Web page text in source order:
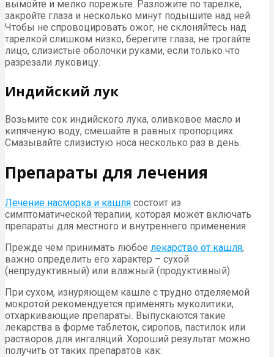
вымойте и мелко порежьте. Разложите по тарелке,
закройте глаза и несколько минут подышите над ней.
Чтобы не спровоцировать ожог, не склоняйтесь над
тарелкой слишком низко, берегите глаза, не трогайте
лицо, слизистые оболочки руками, если только что
разрезали луковицу.
Индийский лук
Возьмите сок индийского лука, оливковое масло и
кипяченую воду, смешайте в равных пропорциях.
Смазывайте слизистую носа несколько раз в день.
Препараты для лечения
Лечение насморка и кашля состоит из
симптоматической терапии, которая может включать
препараты для местного и внутреннего применения
Прежде чем принимать любое лекарство от кашля,
важно определить его характер – сухой
(непрудуктивный) или влажный (продуктивный)
При сухом, изнуряющем кашле с трудно отделяемой
мокротой рекомендуется применять муколитики,
отхаркивающие препараты. Выпускаются такие
лекарства в форме таблеток, сиропов, пастилок или
растворов для ингаляций. Хороший результат можно
получить от таких препаратов как: